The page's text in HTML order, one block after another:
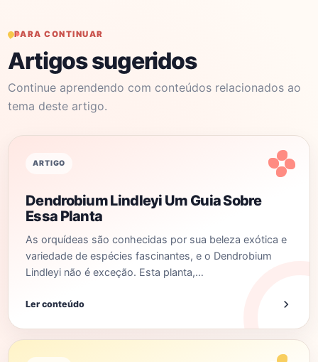
PARA CONTINUAR
Artigos sugeridos
Continue aprendendo com conteúdos relacionados ao
tema deste artigo.
ARTIGO
Dendrobium Lindleyi Um Guia Sobre
Essa Planta
As orquídeas são conhecidas por sua beleza exótica e
variedade de espécies fascinantes, e o Dendrobium
Lindleyi não é exceção. Esta planta,…
Ler conteúdo